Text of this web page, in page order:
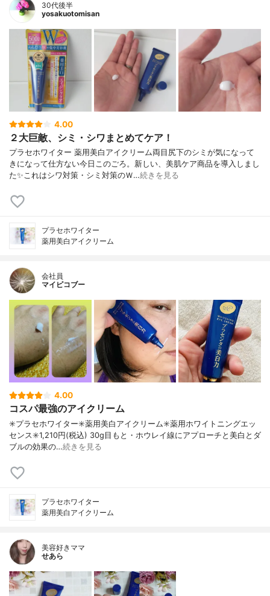
30代後半
yosakuotomisan
4.00
２大巨敵、シミ・シワまとめてケア！
プラセホワイター 薬用美白アイクリーム両目尻下のシミが気になって
きになって仕方ない今日このごろ。新しい、美肌ケア商品を導入しまし
た✨これはシワ対策・シミ対策のＷ…続きを見る
プラセホワイター
薬用美白アイクリーム
会社員
マイピコブー
4.00
コスパ最強のアイクリーム
✳️プラセホワイター✳️薬用美白アイクリーム✳️薬用ホワイトニングエッ
センス✳️1,210円(税込) 30g目もと・ホウレイ線にアプローチと美白とダ
ブルの効果の…続きを見る
プラセホワイター
薬用美白アイクリーム
美容好きママ
せあら